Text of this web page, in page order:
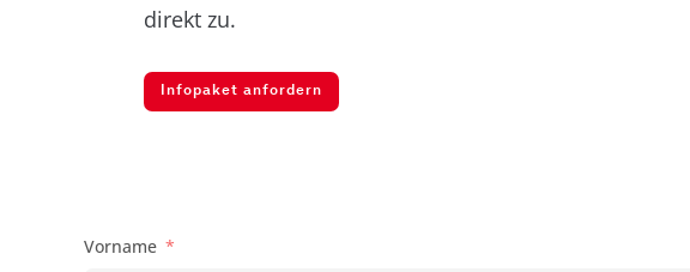
direkt zu.
Infopaket anfordern
Vorname